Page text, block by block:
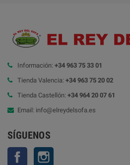
Información: +34 963 75 33 01
Tienda Valencia: +34 963 75 20 02
Tienda Castellón: +34 964 20 07 61
Email: info@elreydelsofa.es
SÍGUENOS
Facebook